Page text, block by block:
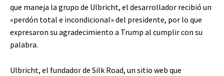
que maneja la grupo de Ulbricht, el desarrollador recibió un
«perdón total e incondicional» del presidente, por lo que
expresaron su agradecimiento a Trump al cumplir con su
palabra.
Ulbricht, el fundador de Silk Road, un sitio web que